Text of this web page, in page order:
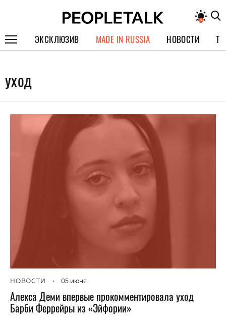
ЭКСКЛЮЗИВ
ИНТЕРВЬЮ
ПОКОЛЕНИЕ
MADE IN RUSSIA НОВОСТИ
уход
НОВОСТИ • 05 июня
Алекса Деми впервые прокомментировала уход
Барби Феррейры из «Эйфории»